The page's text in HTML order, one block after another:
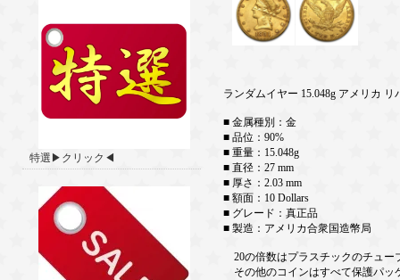
特選▶クリック◀
ランダムイヤー 15.048g アメリカ
■ 金属種別：金
■ 品位：90%
■ 重量：15.048g
■ 直径：27 mm
■ 厚さ：2.03 mm
■ 額面：10 Dollars
■ グレード：真正品
■ 製造：アメリカ合衆国造幣局
20の倍数はプラスチックのチュー
その他のコインはすべて保護パッ